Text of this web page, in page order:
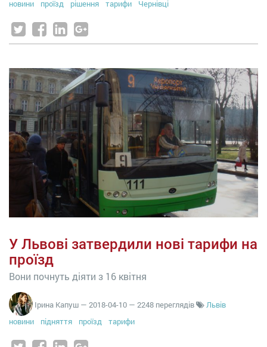
новини проїзд рішення тарифи Чернівці
У Львові затвердили нові тарифи на
проїзд
Вони почнуть діяти з 16 квітня
Ірина Капуш — 2018-04-10 — 2248 переглядів
Львів
новини
підняття проїзд тарифи